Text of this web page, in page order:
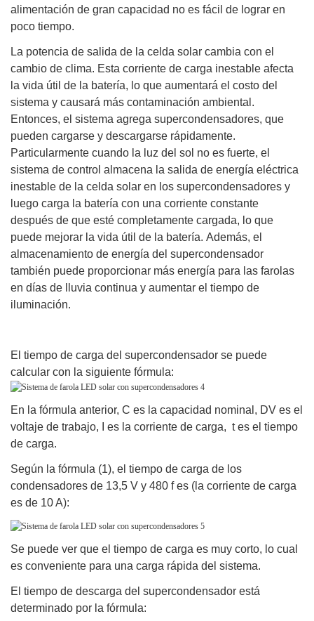
alimentación de gran capacidad no es fácil de lograr en
poco tiempo.
La potencia de salida de la celda solar cambia con el
cambio de clima. Esta corriente de carga inestable afecta
la vida útil de la batería, lo que aumentará el costo del
sistema y causará más contaminación ambiental.
Entonces, el sistema agrega supercondensadores, que
pueden cargarse y descargarse rápidamente.
Particularmente cuando la luz del sol no es fuerte, el
sistema de control almacena la salida de energía eléctrica
inestable de la celda solar en los supercondensadores y
luego carga la batería con una corriente constante
después de que esté completamente cargada, lo que
puede mejorar la vida útil de la batería. Además, el
almacenamiento de energía del supercondensador
también puede proporcionar más energía para las farolas
en días de lluvia continua y aumentar el tiempo de
iluminación.
El tiempo de carga del supercondensador se puede
calcular con la siguiente fórmula:
En la fórmula anterior, C es la capacidad nominal, DV es el
voltaje de trabajo, I es la corriente de carga, t es el tiempo
de carga.
Según la fórmula (1), el tiempo de carga de los
condensadores de 13,5 V y 480 f es (la corriente de carga
es de 10 A):
Se puede ver que el tiempo de carga es muy corto, lo cual
es conveniente para una carga rápida del sistema.
El tiempo de descarga del supercondensador está
determinado por la fórmula: